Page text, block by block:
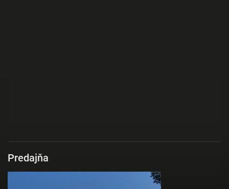
Predajňa